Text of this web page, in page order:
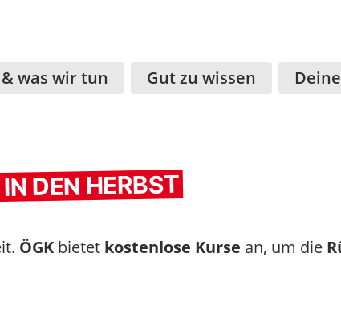
was wir tun Gut zu wissen
DEN HERBST
ÖGK bietet kostenlose Kurse an, um die